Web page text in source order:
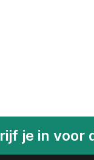
je in voor